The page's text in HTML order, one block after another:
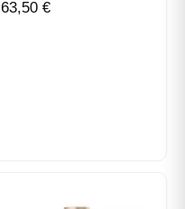
63,50 €